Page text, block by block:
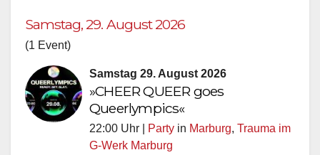
Samstag, 29. August 2026
(1 Event)
Samstag 29. August 2026
»CHEER QUEER goes
Queerlympics«
22:00 Uhr | Party in Marburg, Trauma im
G-Werk Marburg